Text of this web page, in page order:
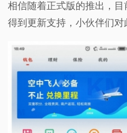
评
视
相信随着正式版的推出，
得到更新支持，小伙伴们